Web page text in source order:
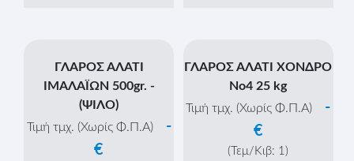
ΓΛΑΡΟΣ ΑΛΑΤΙ
ΙΜΑΛΑΪΩΝ 500gr. -
(ΨΙΛΟ)
Τιμή τμχ. (Χωρίς Φ.Π.Α)
-
€
ΓΛΑΡΟΣ ΑΛΑΤΙ ΧΟΝΔΡΟ
Νο4 25 kg
Τιμή τμχ. (Χωρίς Φ.Π.Α)
-
€
(Τεμ/Κιβ: 1 )